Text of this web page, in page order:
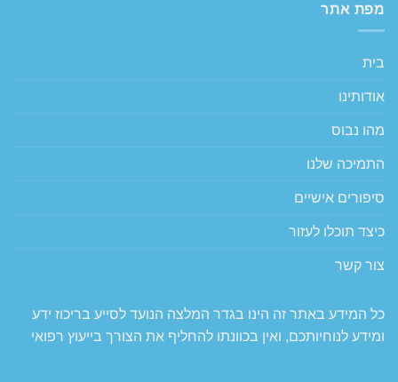
מפת אתר
בית
אודותינו
מהו נבוס
התמיכה שלנו
סיפורים אישיים
כיצד תוכלו לעזור
צור קשר
כל המידע באתר זה הינו בגדר המלצה הנועד לסייע בריכוז ידע
ומידע לנוחיותכם, ואין בכוונתו להחליף את הצורך בייעוץ רפואי